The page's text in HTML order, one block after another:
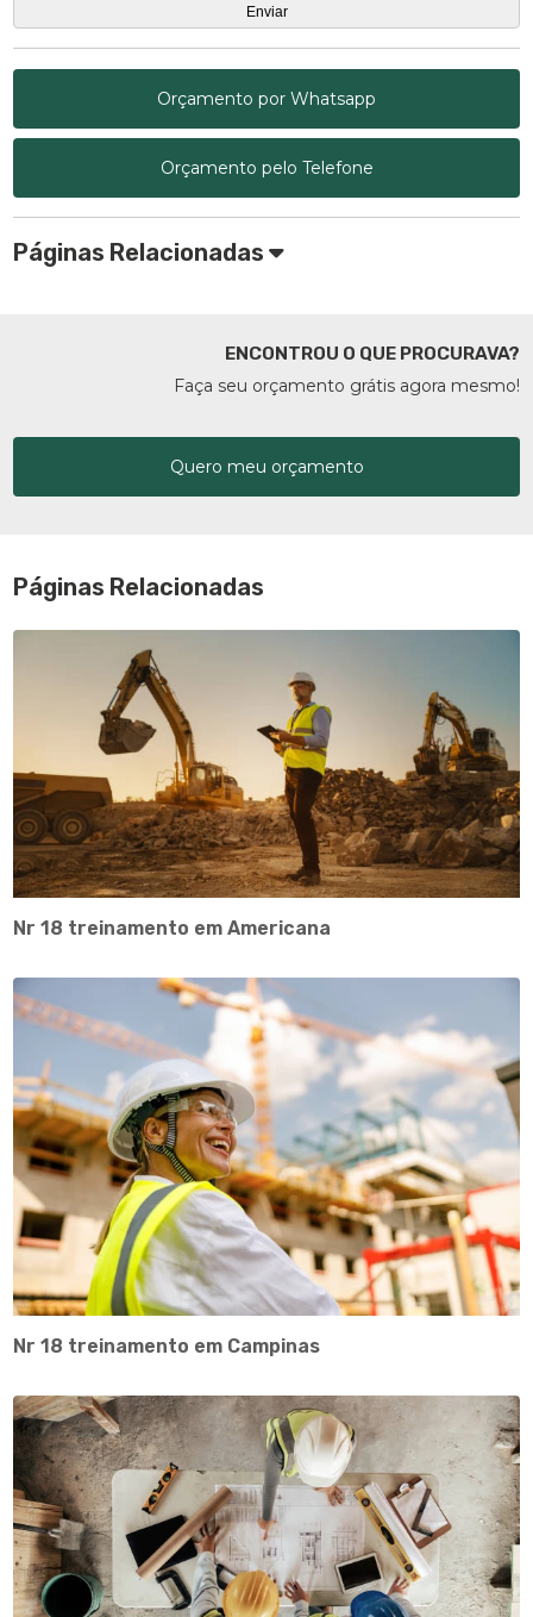
Orçamento por Whatsapp
Orçamento pelo Telefone
Páginas Relacionadas
ENCONTROU O QUE PROCURAVA?
Faça seu orçamento grátis agora mesmo!
Quero meu orçamento
Páginas Relacionadas
Nr 18 treinamento em Americana
Nr 18 treinamento em Campinas